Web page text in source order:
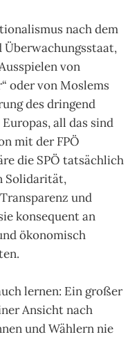
nach dem
Überwachungsstaat,
von
oder von Moslems
des dringend
all das sind
mit der FPÖ
die SPÖ tatsächlich
Solidarität,
und
konsequent an
ökonomisch
lernen: Ein großer
Ansicht nach
und Wählern nie